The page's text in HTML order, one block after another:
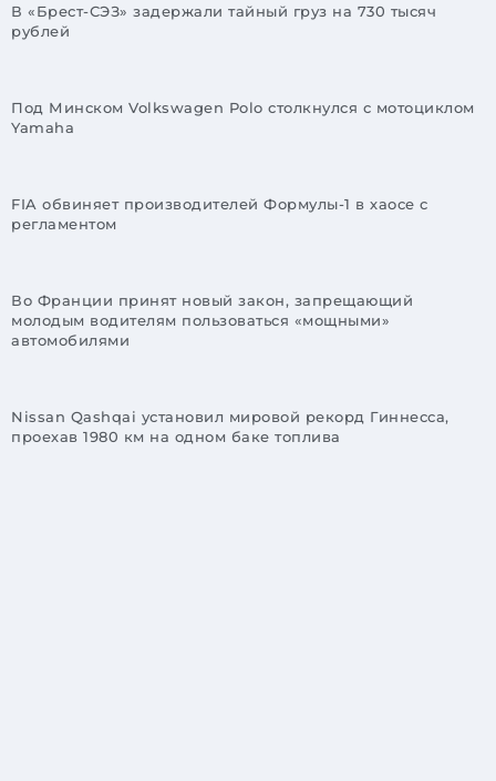
В «Брест-СЭЗ» задержали тайный груз на 730 тысяч
рублей
Под Минском Volkswagen Polo столкнулся с мотоциклом
Yamaha
FIA обвиняет производителей Формулы-1 в хаосе с
регламентом
Во Франции принят новый закон, запрещающий
молодым водителям пользоваться «мощными»
автомобилями
Nissan Qashqai установил мировой рекорд Гиннесса,
проехав 1980 км на одном баке топлива